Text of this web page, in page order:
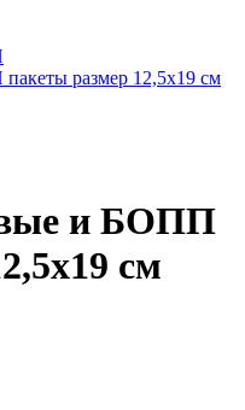
размер 12,5x19 см
и БОПП
см